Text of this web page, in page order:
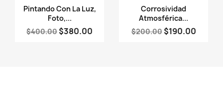
Vista rápida
Pintando Con La Luz,
Foto,...
$400.00 $380.00
Vista rápida
Corrosividad
Atmosférica...
$200.00 $190.00